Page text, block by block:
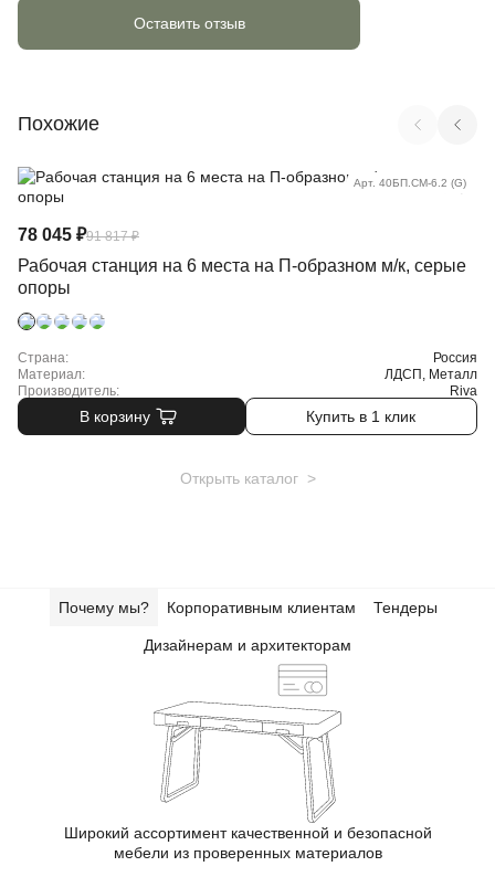
Оставить отзыв
Похожие
Арт. 40БП.СМ-6.2 (G)
Рабочая станция на 6 места на П-образном м/к, серые
опоры
78 045 ₽91 817 ₽
В корзину Купить в 1 клик
Страна:
Россия
Материал:
ЛДСП, Металл
Производитель:
Riva
Открыть каталог >
Почему мы? Корпоративным клиентам Тендеры
Дизайнерам и архитекторам
Широкий ассортимент качественной и безопасной
мебели из проверенных материалов